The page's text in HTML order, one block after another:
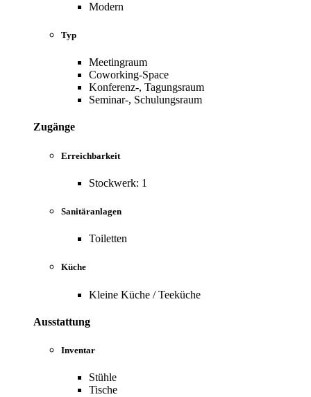
Modern
Typ
Meetingraum
Coworking-Space
Konferenz-, Tagungsraum
Seminar-, Schulungsraum
Zugänge
Erreichbarkeit
Stockwerk: 1
Sanitäranlagen
Toiletten
Küche
Kleine Küche / Teeküche
Ausstattung
Inventar
Stühle
Tische